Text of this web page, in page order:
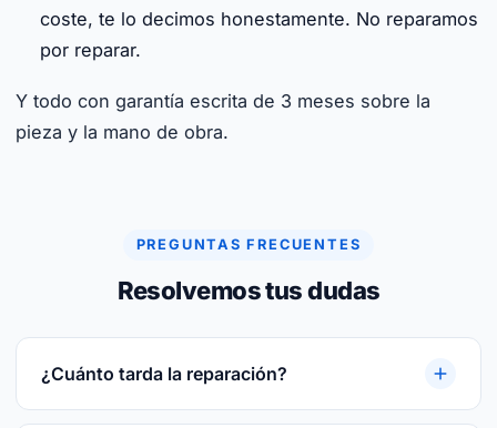
coste, te lo decimos honestamente. No reparamos
por reparar.
Y todo con garantía escrita de 3 meses sobre la
pieza y la mano de obra.
PREGUNTAS FRECUENTES
Resolvemos tus dudas
¿Cuánto tarda la reparación?
Reparaciones rápidas. Te damos plazo cerrado